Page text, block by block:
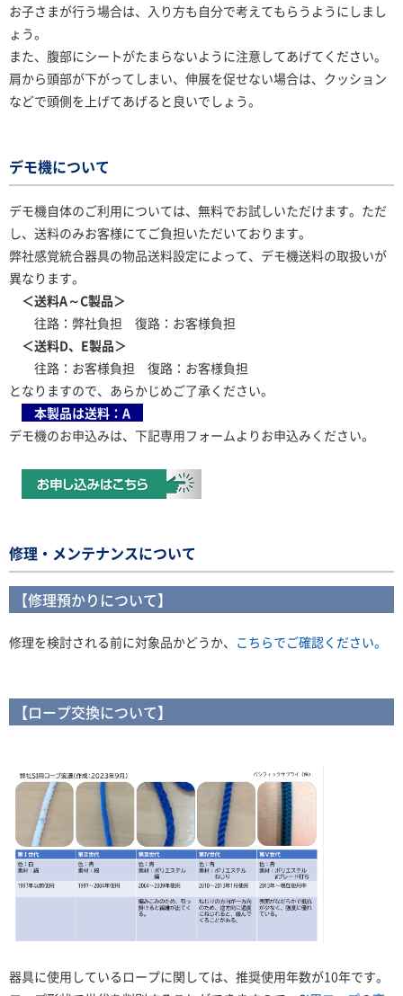
お子さまが行う場合は、入り方も自分で考えてもらうようにしまし
ょう。
また、腹部にシートがたまらないように注意してあげてください。
肩から頭部が下がってしまい、伸展を促せない場合は、クッション
などで頭側を上げてあげると良いでしょう。
デモ機について
デモ機自体のご利用については、無料でお試しいただけます。ただ
し、送料のみお客様にてご負担いただいております。
弊社感覚統合器具の物品送料設定によって、デモ機送料の取扱いが
異なります。
＜送料A～C製品＞
往路：弊社負担 復路：お客様負担
＜送料D、E製品＞
往路：お客様負担 復路：お客様負担
となりますので、あらかじめご了承ください。
本製品は送料：A
デモ機のお申込みは、下記専用フォームよりお申込みください。
修理・メンテナンスについて
【修理預かりについて】
修理を検討される前に対象品かどうか、 こちらでご確認ください。
【ロープ交換について】
器具に使用しているロープに関しては、推奨使用年数が10年です。